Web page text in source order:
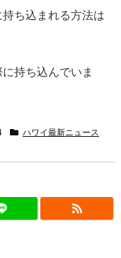
ち込まれる方法は
持ち込んでいま
ハワイ最新ニュース